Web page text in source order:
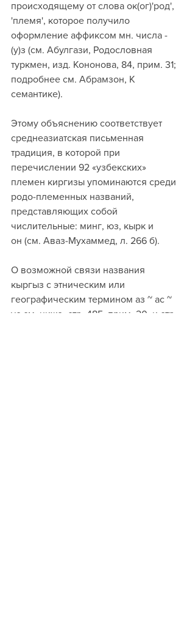
происходящему от слова ок(ог)'род',
'племя', которое получило
оформление аффиксом мн. числа -
(у)з (см. Абулгази, Родословная
туркмен, изд. Кононова, 84, прим. 31;
подробнее см. Абрамзон, К
семантике).
Этому объяснению соответствует
среднеазиатская письменная
традиция, в которой при
перечислении 92 «узбекских»
племен киргизы упоминаются среди
родо-племенных названий,
представляющих собой
числительные: минг, юз, кырк и
он (см. Аваз-Мухаммед, л. 266 б).
О возможной связи названия
кыргыз с этническим или
географическим термином аз ~ ас ~
ус см. ниже, стр. 485, прим. 20, и стр.